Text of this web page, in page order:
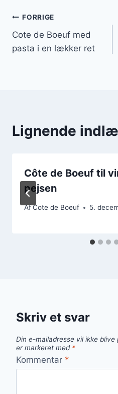
FORRIGE
Cote de Boeuf med
pasta i en lækker ret
Lignende
Côte de Boeuf til
pejsen
AfCote de Boeuf 5.
Skriv et svar
Din e-mailadresse vil ikke blive
er markeret med *
Kommentar *